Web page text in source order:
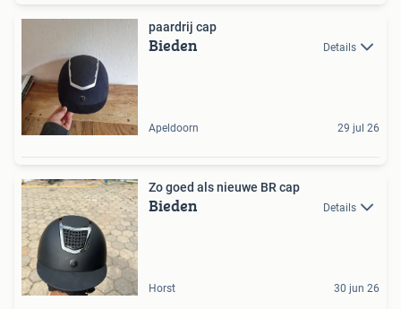
paardrij cap
Bieden Details
Apeldoorn 29 jul 26
Zo goed als nieuwe BR cap
Bieden Details
Horst 30 jun 26